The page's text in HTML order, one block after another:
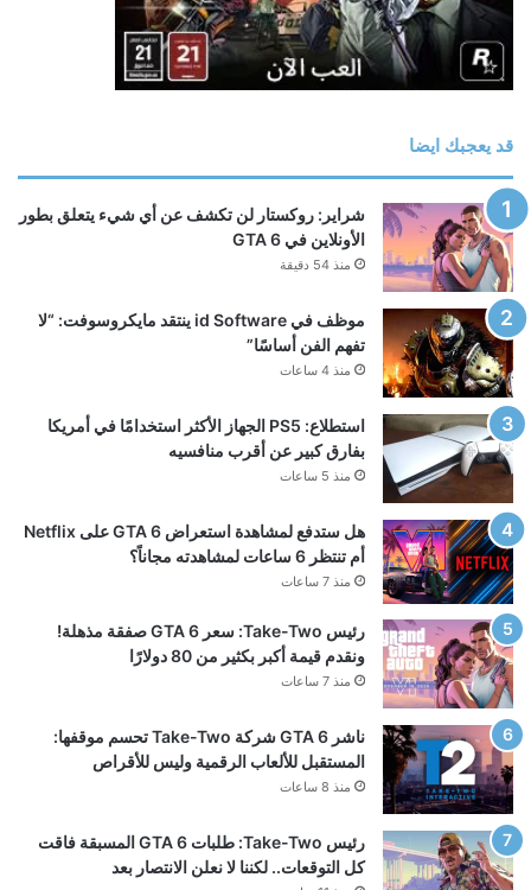
قد يعجبك ايضا
شراير: روكستار لن تكشف عن أي شيء يتعلق بطور
الأونلاين في GTA 6
منذ 54 دقيقة
موظف في id Software ينتقد مايكروسوفت: “لا
تفهم الفن أساسًا”
منذ 4 ساعات
استطلاع: PS5 الجهاز الأكثر استخدامًا في أمريكا
بفارق كبير عن أقرب منافسيه
منذ 5 ساعات
هل ستدفع لمشاهدة استعراض GTA 6 على Netflix
أم تنتظر 6 ساعات لمشاهدته مجاناً؟
منذ 7 ساعات
رئيس Take-Two: سعر GTA 6 صفقة مذهلة!
ونقدم قيمة أكبر بكثير من 80 دولارًا
منذ 7 ساعات
ناشر GTA 6 شركة Take-Two تحسم موقفها:
المستقبل للألعاب الرقمية وليس للأقراص
منذ 8 ساعات
رئيس Take-Two: طلبات GTA 6 المسبقة فاقت
كل التوقعات.. لكننا لا نعلن الانتصار بعد